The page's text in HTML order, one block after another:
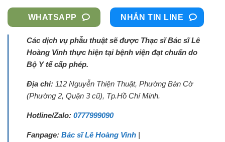
WHATSAPP NHẮN TIN LINE
Các dịch vụ phẫu thuật sẽ được Thạc sĩ Bác sĩ Lê
Hoàng Vinh thực hiện tại bệnh viện đạt chuẩn do
Bộ Y tế cấp phép.
Địa chỉ: 112 Nguyễn Thiện Thuật, Phường Bàn Cờ
(Phường 2, Quận 3 cũ), Tp.Hồ Chí Minh.
Hotline/Zalo: 0777999090
Fanpage: Bác sĩ Lê Hoàng Vinh |